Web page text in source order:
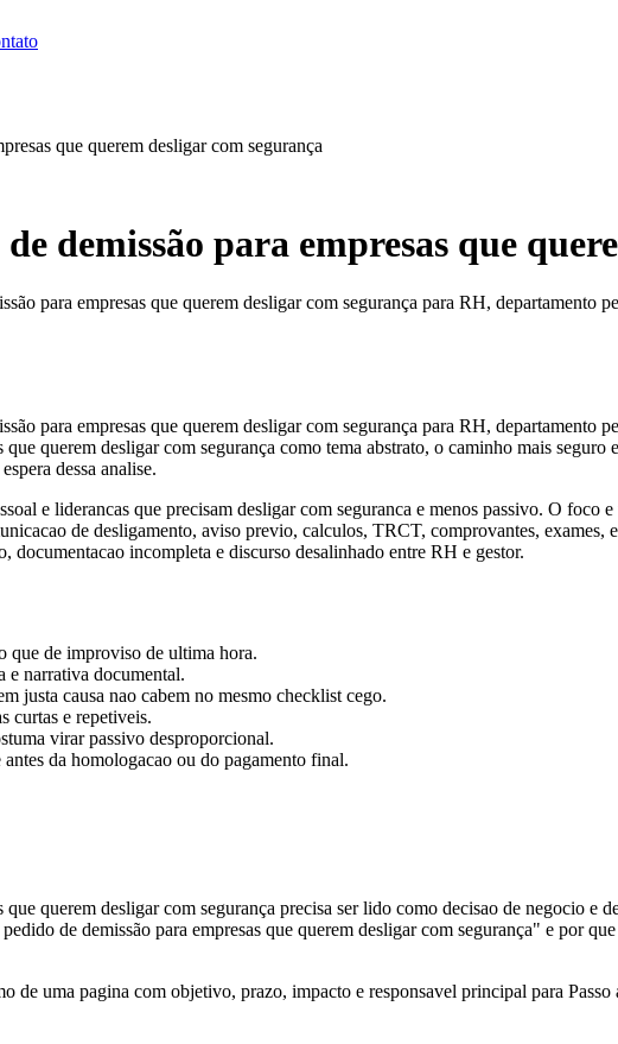
que querem desligar com segurança
de demissão para empresas que
para empresas que querem desligar com segurança para RH, departamento
para empresas que querem desligar com segurança para RH, departamento
que querem desligar com segurança como tema abstrato, o caminho mais
dessa analise.
e liderancas que precisam desligar com seguranca e menos passivo. O
de desligamento, aviso previo, calculos, TRCT, comprovantes, exames,
documentacao incompleta e discurso desalinhado entre RH e gestor.
que de improviso de ultima hora.
e narrativa documental.
justa causa nao cabem no mesmo checklist cego.
curtas e repetiveis.
virar passivo desproporcional.
da homologacao ou do pagamento final.
que querem desligar com segurança precisa ser lido como decisao de negocio
de demissão para empresas que querem desligar com segurança" e por
de uma pagina com objetivo, prazo, impacto e responsavel principal para